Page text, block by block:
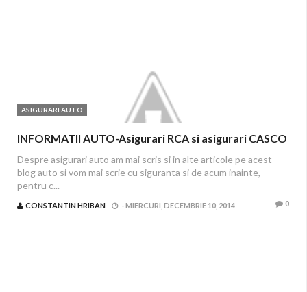
ASIGURARI AUTO
INFORMATII AUTO-Asigurari RCA si asigurari CASCO
Despre asigurari auto am mai scris si in alte articole pe acest
blog auto si vom mai scrie cu siguranta si de acum inainte,
pentru c...
CONSTANTIN HRIBAN -MIERCURI, DECEMBRIE 10, 2014 0